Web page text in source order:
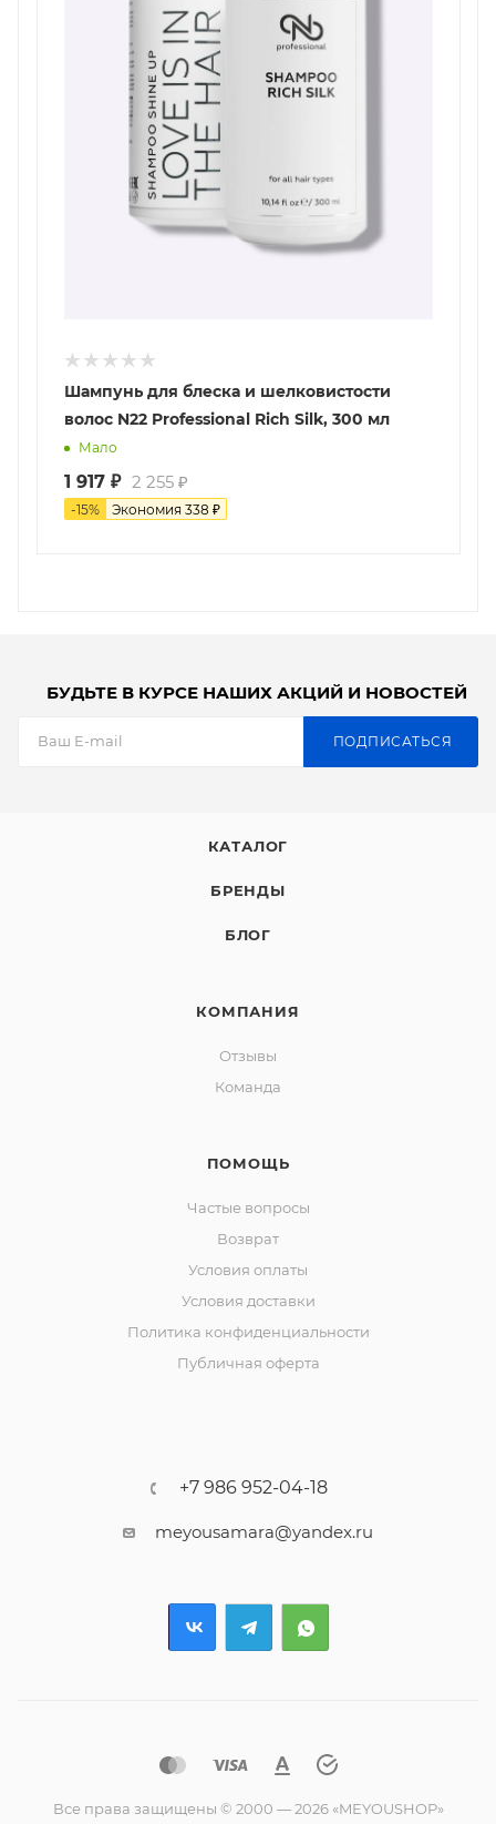
Шампунь для блеска и шелковистости
волос N22 Professional Rich Silk, 300 мл
Мало
1 917 ₽ 2 255 ₽
-15% Экономия 338 ₽
БУДЬТЕ В КУРСЕ НАШИХ АКЦИЙ И НОВОСТЕЙ
ПОДПИСАТЬСЯ
КАТАЛОГ
БРЕНДЫ
БЛОГ
КОМПАНИЯ
Отзывы
Команда
ПОМОЩЬ
Частые вопросы
Возврат
Условия оплаты
Условия доставки
Политика конфиденциальности
Публичная оферта
+7 986 952-04-18
meyousamara@yandex.ru
Все права защищены © 2000 — 2026 «MEYOUSHOP»